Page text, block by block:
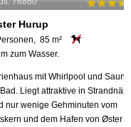
Hurup
85 m²
zum Wasser.
mit Whirlpool und Sauna
Liegt attraktive in
nur wenige Gehminuten vom
und dem Hafen von Øster